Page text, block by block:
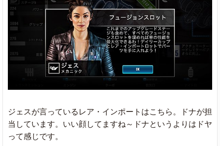
ジェスが言っているレア・インポートはこちら。ドナが担
当しています。いい顔してますね～ドナというよりはドヤ
って感じです。